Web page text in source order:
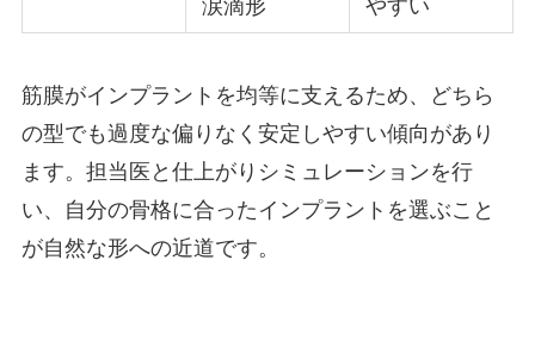
涙滴形
やすい
筋膜がインプラントを均等に支えるため、どちら
の型でも過度な偏りなく安定しやすい傾向があり
ます。担当医と仕上がりシミュレーションを行
い、自分の骨格に合ったインプラントを選ぶこと
が自然な形への近道です。